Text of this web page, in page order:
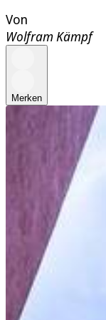
Von
Wolfram Kämpf
Merken